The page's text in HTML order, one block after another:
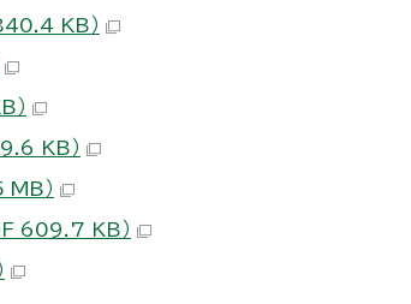
KB）
）
KB）
）
609.7 KB）